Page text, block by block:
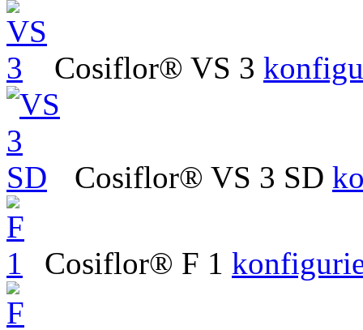
Cosiflor® VS 3
Cosiflor® VS 3 SD
Cosiflor® F 1